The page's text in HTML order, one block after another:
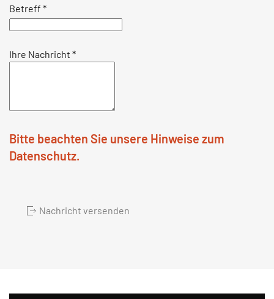
Betreff *
Ihre Nachricht *
Bitte beachten Sie unsere Hinweise zum
Datenschutz.
Nachricht versenden